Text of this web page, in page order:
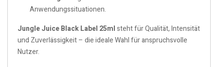
Anwendungssituationen.
Jungle Juice Black Label 25mlsteht für Qualität, Intensität
und Zuverlässigkeit – die ideale Wahl für anspruchsvolle
Nutzer.